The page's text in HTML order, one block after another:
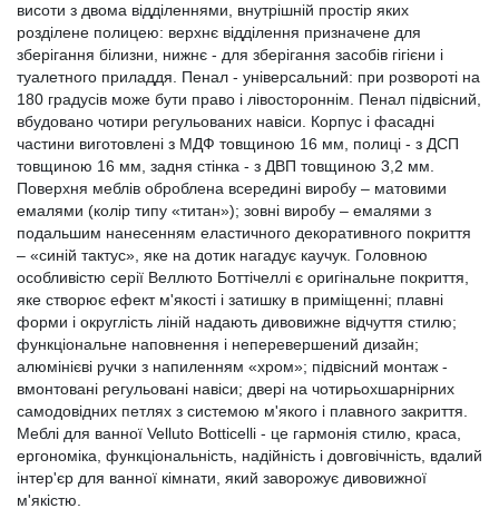
висоти з двома відділеннями, внутрішній простір яких
розділене полицею: верхнє відділення призначене для
зберігання білизни, нижнє - для зберігання засобів гігієни і
туалетного приладдя. Пенал - універсальний: при розвороті на
180 градусів може бути право і лівостороннім. Пенал підвісний,
вбудовано чотири регульованих навіси. Корпус і фасадні
частини виготовлені з МДФ товщиною 16 мм, полиці - з ДСП
товщиною 16 мм, задня стінка - з ДВП товщиною 3,2 мм.
Поверхня меблів оброблена всередині виробу – матовими
емалями (колір типу «титан»); зовні виробу – емалями з
подальшим нанесенням еластичного декоративного покриття
– «синій тактус», яке на дотик нагадує каучук. Головною
особливістю серії Веллюто Боттічеллі є оригінальне покриття,
яке створює ефект м'якості і затишку в приміщенні; плавні
форми і округлість ліній надають дивовижне відчуття стилю;
функціональне наповнення і неперевершений дизайн;
алюмінієві ручки з напиленням «хром»; підвісний монтаж -
вмонтовані регульовані навіси; двері на чотирьохшарнірних
самодовідних петлях з системою м'якого і плавного закриття.
Меблі для ванної Velluto Botticelli - це гармонія стилю, краса,
ергономіка, функціональність, надійність і довговічність, вдалий
інтер'єр для ванної кімнати, який заворожує дивовижної
м'якістю.